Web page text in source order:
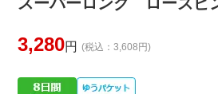
スーパーロング ローズピ
3,280円 (税込：3,608円)